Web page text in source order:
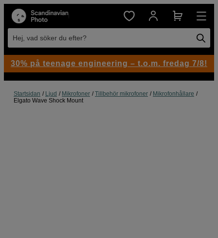
Hej, vad söker du efter?
Startsidan Ljud Mikrofoner Tillbehör mikrofoner
Mikrofonhållare
Elgato Wave Shock Mount
30% på teenage engineering – t.o.m. fredag 7/8!